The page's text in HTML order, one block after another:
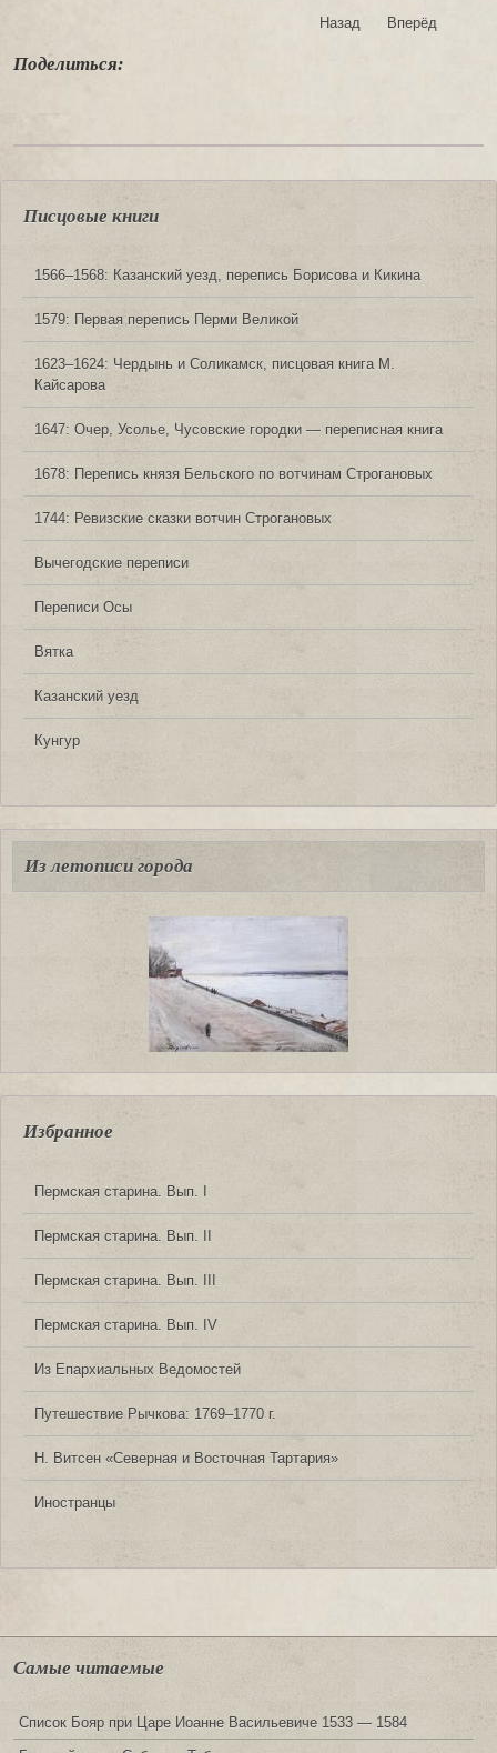
Назад Вперёд
Поделиться:
Писцовые книги
1566‒1568: Казанский уезд, перепись Борисова и Кикина
1579: Первая перепись Перми Великой
1623‒1624: Чердынь и Соликамск, писцовая книга М.
Кайсарова
1647: Очер, Усолье, Чусовские городки — переписная книга
1678: Перепись князя Бельского по вотчинам Строгановых
1744: Ревизские сказки вотчин Строгановых
Вычегодские переписи
Переписи Осы
Вятка
Казанский уезд
Кунгур
Из летописи города
Избранное
Пермская старина. Вып. I
Пермская старина. Вып. II
Пермская старина. Вып. III
Пермская старина. Вып. IV
Из Епархиальных Ведомостей
Путешествие Рычкова: 1769‒1770 г.
Н. Витсен «Северная и Восточная Тартария»
Иностранцы
Самые читаемые
Список Бояр при Царе Иоанне Васильевиче 1533 — 1584